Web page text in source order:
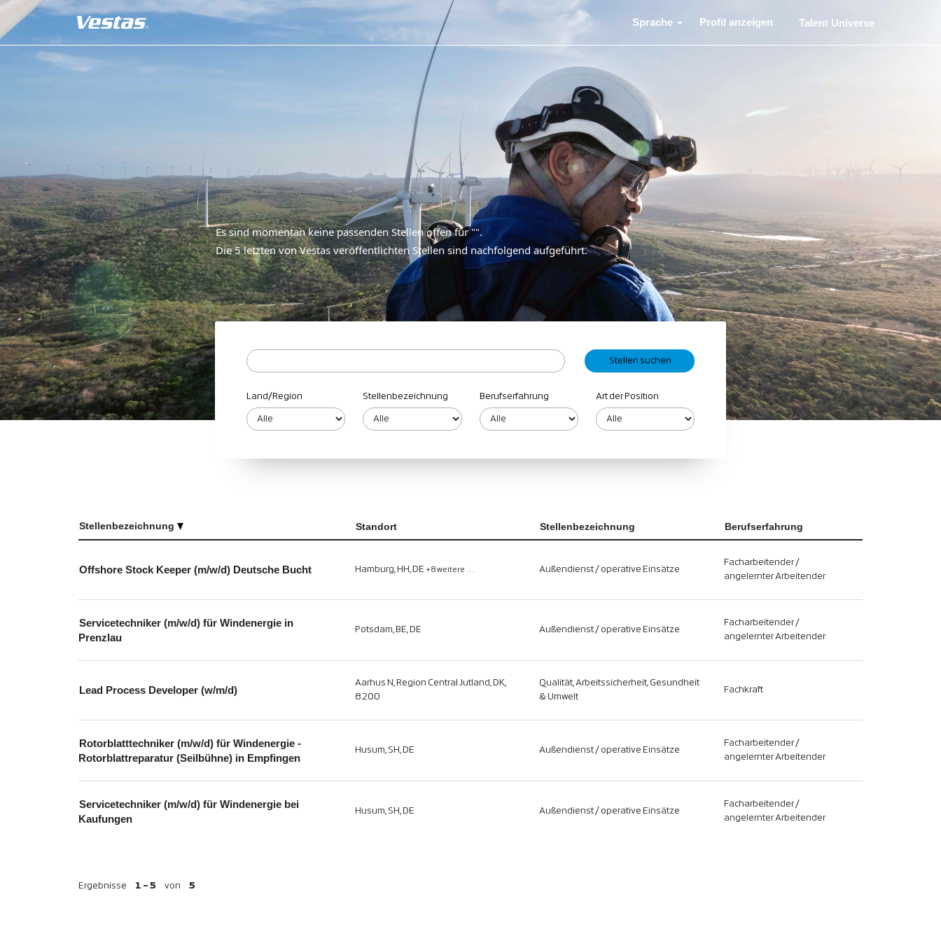
Sprache Profil anzeigen Talent Universe
Es sind momentan keine passenden Stellen offen für "".
Die 5 letzten von Vestas veröffentlichten Stellen sind nachfolgend aufgeführt.
Land/Region Stellenbezeichnung Berufserfahrung Art der Position
Stellenbezeichnung Standort Stellenbezeichnung Berufserfahrung
Offshore Stock Keeper (m/w/d) Deutsche Bucht Hamburg, HH, DE +8 weitere … Außendienst / operative Einsätze
Facharbeitender /
angelernter Arbeitender
Servicetechniker (m/w/d) für Windenergie in
Prenzlau
Potsdam, BE, DE Außendienst / operative Einsätze
Facharbeitender /
angelernter Arbeitender
Lead Process Developer (w/m/d)
Aarhus N, Region Central Jutland, DK,
8200
Qualität, Arbeitssicherheit, Gesundheit
& Umwelt
Fachkraft
Rotorblatttechniker (m/w/d) für Windenergie -
Rotorblattreparatur (Seilbühne) in Empfingen
Husum, SH, DE Außendienst / operative Einsätze
Facharbeitender /
angelernter Arbeitender
Servicetechniker (m/w/d) für Windenergie bei
Kaufungen
Husum, SH, DE Außendienst / operative Einsätze
Facharbeitender /
angelernter Arbeitender
Ergebnisse 1 – 5 von 5